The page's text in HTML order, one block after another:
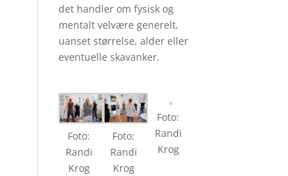
det handler om fysisk og
mentalt velvære generelt,
uanset størrelse, alder eller
eventuelle skavanker.
Foto:
Randi
Krog
Foto:
Randi
Krog
Foto:
Randi
Krog